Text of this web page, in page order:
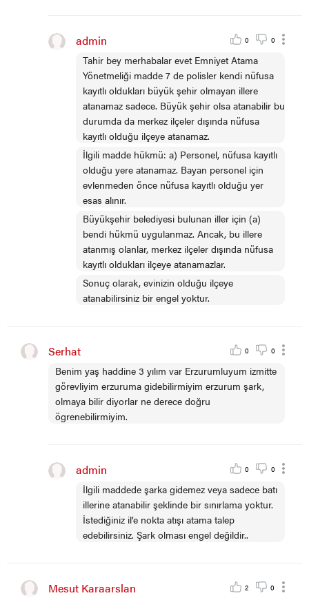
admin 0 0
Tahir bey merhabalar evet Emniyet Atama
Yönetmeliği madde 7 de polisler kendi nüfusa
kayıtlı oldukları büyük şehir olmayan illere
atanamaz sadece. Büyük şehir olsa atanabilir bu
durumda da merkez ilçeler dışında nüfusa
kayıtlı olduğu ilçeye atanamaz.
İlgili madde hükmü: a) Personel, nüfusa kayıtlı
olduğu yere atanamaz. Bayan personel için
evlenmeden önce nüfusa kayıtlı olduğu yer
esas alınır.
Büyükşehir belediyesi bulunan iller için (a)
bendi hükmü uygulanmaz. Ancak, bu illere
atanmış olanlar, merkez ilçeler dışında nüfusa
kayıtlı oldukları ilçeye atanamazlar.
Sonuç olarak, evinizin olduğu ilçeye
atanabilirsiniz bir engel yoktur.
Serhat 0 0
Benim yaş haddine 3 yılım var Erzurumluyum izmitte
görevliyim erzuruma gidebilirmiyim erzurum şark,
olmaya bilir diyorlar ne derece doğru
ögrenebilirmiyim.
admin 0 0
İlgili maddede şarka gidemez veya sadece batı
illerine atanabilir şeklinde bir sınırlama yoktur.
İstediğiniz il’e nokta atışı atama talep
edebilirsiniz. Şark olması engel değildir..
Mesut Karaarslan 2 0